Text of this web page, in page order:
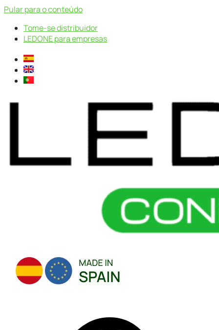
Pular para o conteúdo
Tome-se distribuidor
LEDONE para empresas